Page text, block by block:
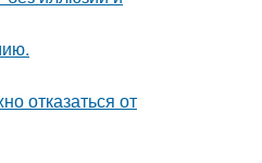
отказаться от